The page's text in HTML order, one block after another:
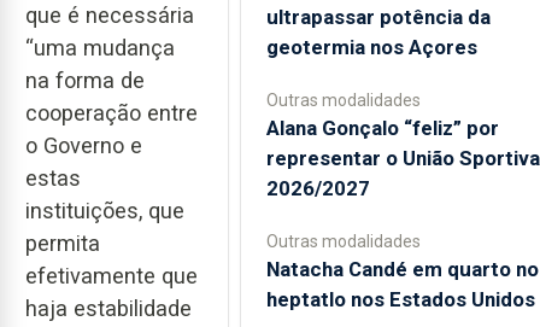
que é necessária
“uma mudança
na forma de
cooperação entre
o Governo e
estas
instituições, que
permita
efetivamente que
haja estabilidade
ultrapassar potência da
geotermia nos Açores
Outras modalidades
Alana Gonçalo “feliz” por
representar o União
2026/2027
Outras modalidades
Natacha Candé em quarto no
heptatlo nos Estados Unidos